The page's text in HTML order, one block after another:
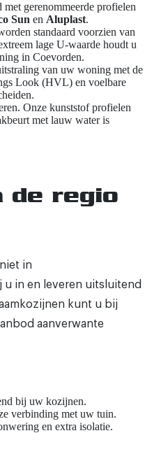
gerenommeerde profielen
Sun en Aluplast.
standaard voorzien van
lage U-waarde houdt u
in Coevorden.
van uw woning met de
Look (HVL) en voelbare
Onze kunststof profielen
met lauw water is
de regio
in
u in en leveren uitsluitend
kunt u bij
aanverwante
bij uw kozijnen.
verbinding met uw tuin.
en extra isolatie.